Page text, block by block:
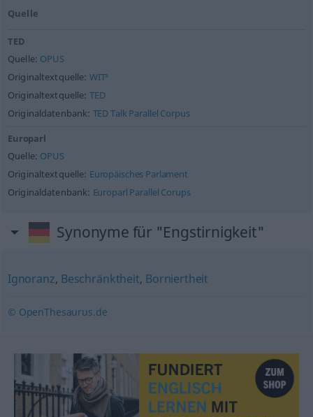
Quelle
TED
Quelle: OPUS
Originaltextquelle: WIT³
Originaltextquelle: TED
Originaldatenbank: TED Talk Parallel Corpus
Europarl
Quelle: OPUS
Originaltextquelle: Europäisches Parlament
Originaldatenbank: Europarl Parallel Corups
Synonyme für "Engstirnigkeit"
Ignoranz, Beschränktheit, Borniertheit
© OpenThesaurus.de